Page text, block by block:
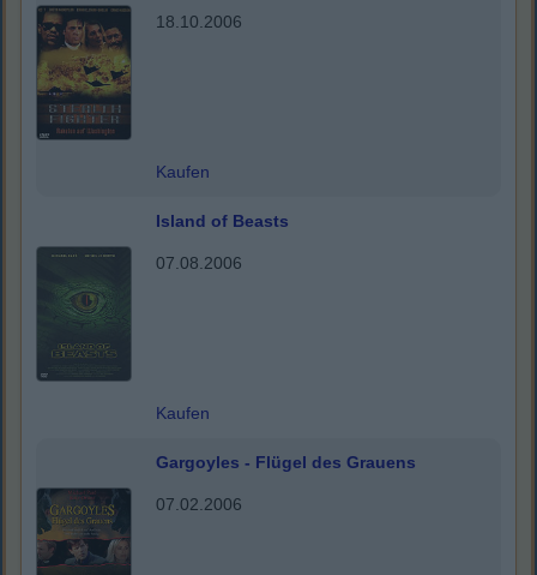
18.10.2006
Kaufen
Island of Beasts
07.08.2006
Kaufen
Gargoyles - Flügel des Grauens
07.02.2006